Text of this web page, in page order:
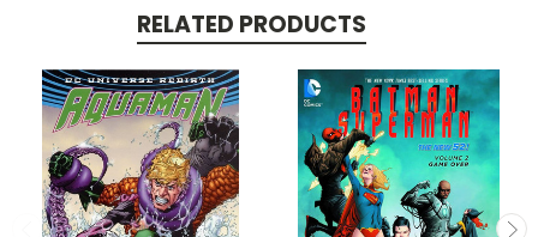
RELATED PRODUCTS